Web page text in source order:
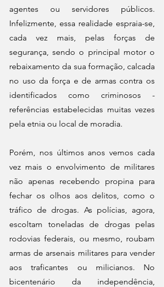
agentes ou servidores públicos.
Infelizmente, essa realidade espraia-se,
cada vez mais, pelas forças de
segurança, sendo o principal motor o
rebaixamento da sua formação, calcada
no uso da força e de armas contra os
identificados como criminosos -
referências estabelecidas muitas vezes
pela etnia ou local de moradia.
Porém, nos últimos anos vemos cada
vez mais o envolvimento de militares
não apenas recebendo propina para
fechar os olhos aos delitos, como o
tráfico de drogas. As polícias, agora,
escoltam toneladas de drogas pelas
rodovias federais, ou mesmo, roubam
armas de arsenais militares para vender
aos traficantes ou milicianos. No
bicentenário da independência,